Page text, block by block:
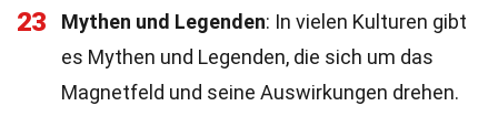
23 Mythen und Legenden: In vielen Kulturen gibt
es Mythen und Legenden, die sich um das
Magnetfeld und seine Auswirkungen drehen.